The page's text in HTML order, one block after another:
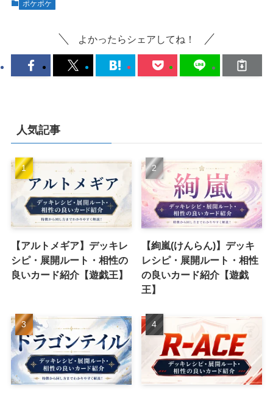
ポケポケ
よかったらシェアしてね！
人気記事
【アルトメギア】デッキレ
シピ・展開ルート・相性の
良いカード紹介【遊戯王】
【絢嵐(けんらん)】デッキ
レシピ・展開ルート・相性
の良いカード紹介【遊戯
王】